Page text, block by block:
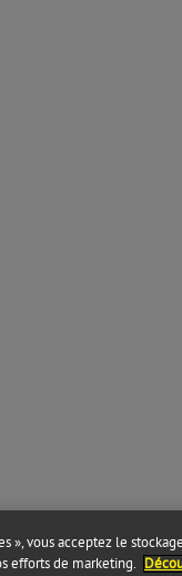
», vous acceptez le
efforts de marketing.